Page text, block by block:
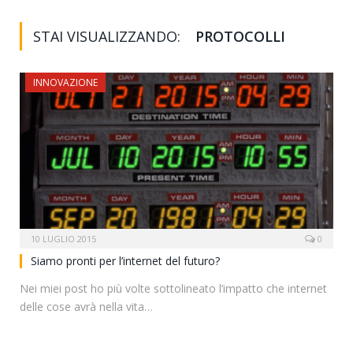
STAI VISUALIZZANDO: PROTOCOLLI
INNOVAZIONE
10 LUGLIO 2015 0
Siamo pronti per l’internet del futuro?
Nei miei post ho più volte sottolineato l’impatto che internet
delle cose avrà nella vita…